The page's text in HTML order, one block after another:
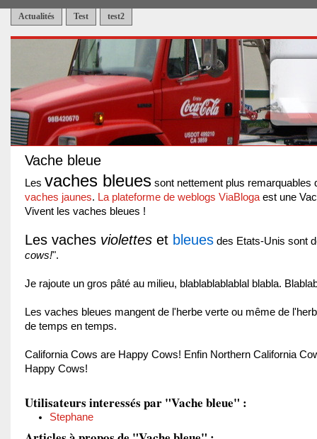
Actualités Test test2
Vache bleue
Les vaches bleues sont nettement plus remarquables
vaches jaunes. La plateforme de weblogs ViaBloga est une
Vivent les vaches bleues !
Les vaches violettes et bleues des Etats-Unis sont
cows!".
Je rajoute un gros pâté au milieu, blablablablablal blabla.
Les vaches bleues mangent de l'herbe verte ou même de
de temps en temps.
California Cows are Happy Cows! Enfin Northern California
Happy Cows!
Utilisateurs interessés par "Vache bleue" :
Stephane